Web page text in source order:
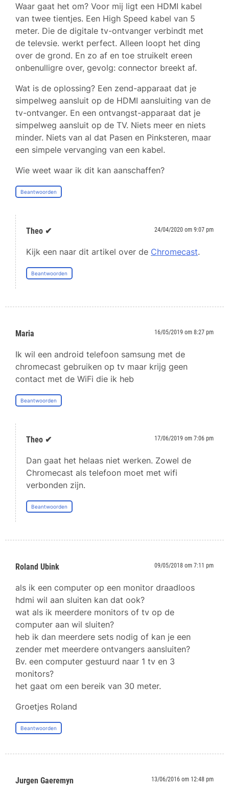
Waar gaat het om? Voor mij ligt een HDMI kabel
van twee tientjes. Een High Speed kabel van 5
meter. Die de digitale tv-ontvanger verbindt met
de televsie. werkt perfect. Alleen loopt het ding
over de grond. En zo af en toe struikelt ereen
onbenulligre over, gevolg: connector breekt af.
Wat is de oplossing? Een zend-apparaat dat je
simpelweg aansluit op de HDMI aansluiting van de
tv-ontvanger. En een ontvangst-apparaat dat je
simpelweg aansluit op de TV. Niets meer en niets
minder. Niets van al dat Pasen en Pinksteren, maar
een simpele vervanging van een kabel.
Wie weet waar ik dit kan aanschaffen?
Beantwoorden
Theo ✔ 24/04/2020 om 9:07 pm
Kijk een naar dit artikel over de Chromecast.
Beantwoorden
Maria 16/05/2019 om 8:27 pm
Ik wil een android telefoon samsung met de
chromecast gebruiken op tv maar krijg geen
contact met de WiFi die ik heb
Beantwoorden
Theo ✔ 17/06/2019 om 7:06 pm
Dan gaat het helaas niet werken. Zowel de
Chromecast als telefoon moet met wifi
verbonden zijn.
Beantwoorden
Roland Ubink 09/05/2018 om 7:11 pm
als ik een computer op een monitor draadloos
hdmi wil aan sluiten kan dat ook?
wat als ik meerdere monitors of tv op de
computer aan wil sluiten?
heb ik dan meerdere sets nodig of kan je een
zender met meerdere ontvangers aansluiten?
Bv. een computer gestuurd naar 1 tv en 3
monitors?
het gaat om een bereik van 30 meter.
Groetjes Roland
Beantwoorden
Jurgen Gaeremyn 13/06/2016 om 12:48 pm